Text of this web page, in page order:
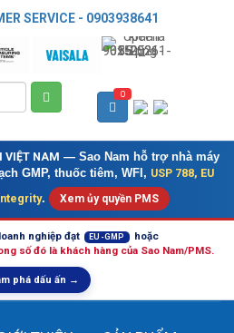
SERVICE - 0903938641
0
VIỆT NAM — Sao Nam hỗ trợ nhà máy
GMP, thuốc tiêm, WFI, USP 788, EU
. Xem ủy quyền PMS
nghiệp đạt EU-GMP hoặc
số đó là khách hàng của Sao Nam/PMS.
phá dấu ấn →